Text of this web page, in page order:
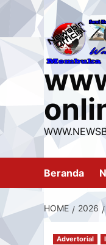
content
Beranda
HOME 2026
Advertorial